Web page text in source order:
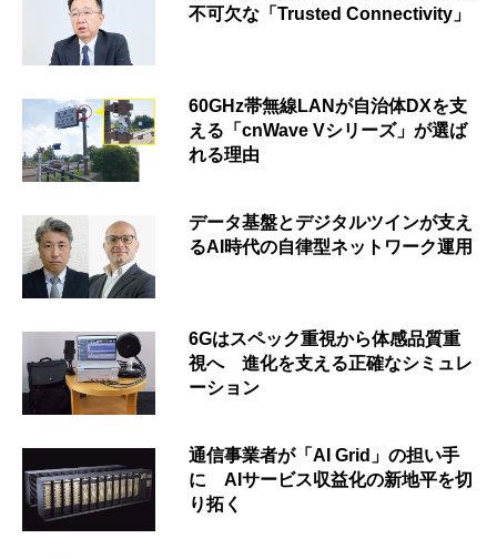
不可欠な「Trusted Connectivity」
60GHz帯無線LANが自治体DXを支
える「cnWave Vシリーズ」が選ば
れる理由
データ基盤とデジタルツインが支え
るAI時代の自律型ネットワーク運用
6Gはスペック重視から体感品質重
視へ 進化を支える正確なシミュレ
ーション
通信事業者が「AI Grid」の担い手
に AIサービス収益化の新地平を切
り拓く